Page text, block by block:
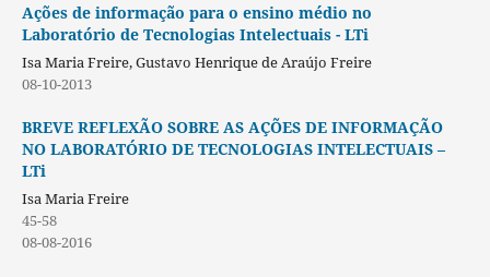
Ações de informação para o ensino médio no
Laboratório de Tecnologias Intelectuais - LTi
Isa Maria Freire, Gustavo Henrique de Araújo Freire
08-10-2013
BREVE REFLEXÃO SOBRE AS AÇÕES DE INFORMAÇÃO
NO LABORATÓRIO DE TECNOLOGIAS INTELECTUAIS –
LTi
Isa Maria Freire
45-58
08-08-2016